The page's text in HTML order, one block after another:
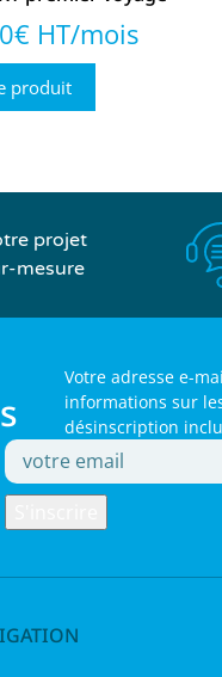
HT/mois
produit
projet
mesure
Votre adresse e-
informations sur
désinscription